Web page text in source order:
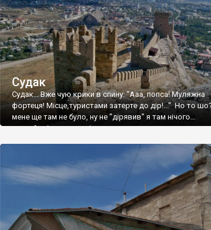
Судак
Судак... Вже чую крики в спину: "Ааа, попса! Муляжна
фортеця! Місце,туристами затерте до дір!..." Но то
мене ще там не було, ну не "дірявив" я там нічого...
принаймні до цього літа.